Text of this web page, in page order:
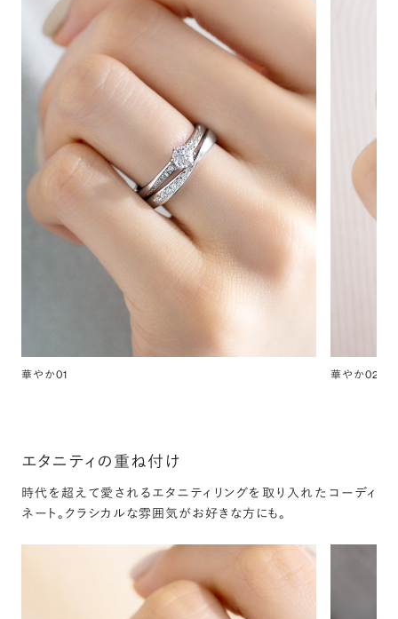
華やか01 華やか02
エタニティの重ね付け
時代を超えて愛されるエタニティリングを取り入れたコーディ
ネート。クラシカルな雰囲気がお好きな方にも。